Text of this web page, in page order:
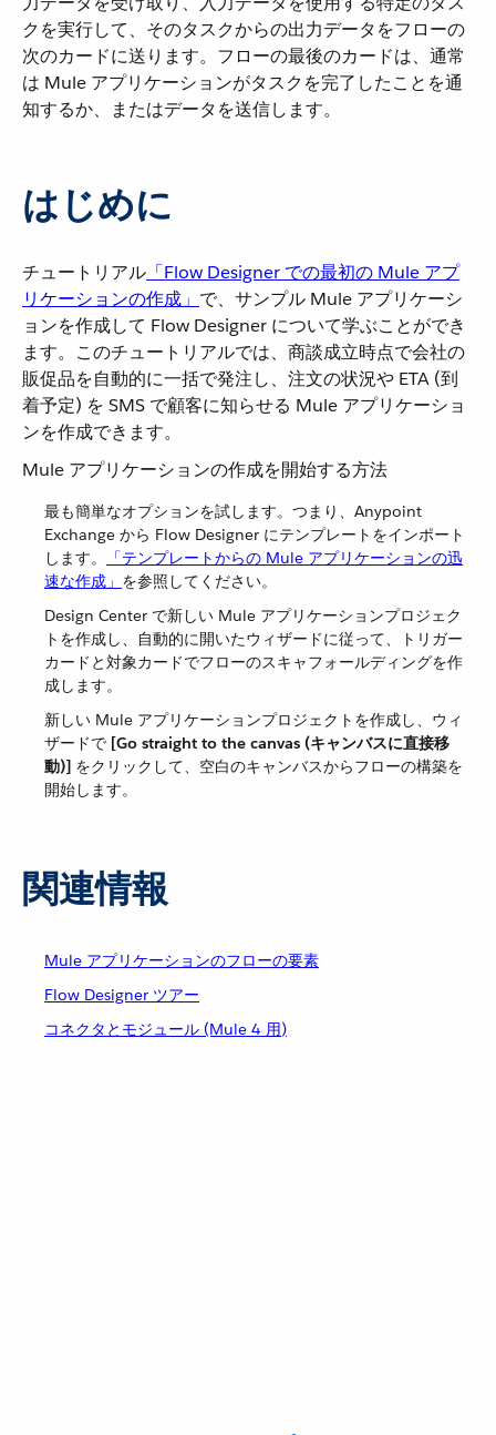
クを実行して、そのタスクからの出力データをフローの
次のカードに送ります。フローの最後のカードは、通常
は Mule アプリケーションがタスクを完了したことを通
知するか、またはデータを送信します。
はじめに
チュートリアル​ 「Flow Designer での最初の Mule アプ
リケーションの作成」 ​で、サンプル Mule アプリケーシ
ョンを作成して Flow Designer について学ぶことができ
ます。このチュートリアルでは、商談成立時点で会社の
販促品を自動的に一括で発注し、注文の状況や ETA (到
着予定) を SMS で顧客に知らせる Mule アプリケーショ
ンを作成できます。
Mule アプリケーションの作成を開始する方法
最も簡単なオプションを試します。つまり、Anypoint
Exchange から Flow Designer にテンプレートをインポート
します。​
「テンプレートからの Mule アプリケーションの迅
速な作成」 ​を参照してください。
Design Center で新しい Mule アプリケーションプロジェク
トを作成し、自動的に開いたウィザードに従って、トリガー
カードと対象カードでフローのスキャフォールディングを作
成します。
新しい Mule アプリケーションプロジェクトを作成し、ウィ
ザードで ​ [Go straight to the canvas (キャンバスに直接移
動)] ​ をクリックして、空白のキャンバスからフローの構築を
開始します。
関連情報
Mule アプリケーションのフローの要素
Flow Designer ツアー
コネクタとモジュール (Mule 4 用)